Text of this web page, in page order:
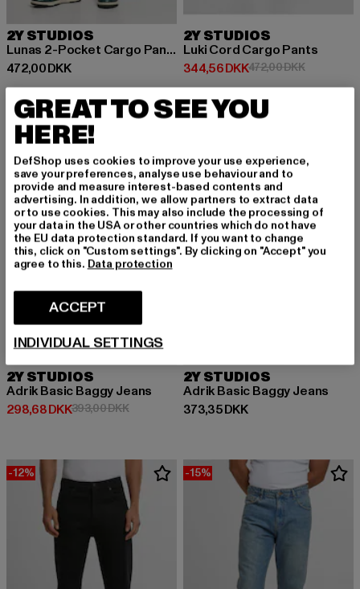
2Y STUDIOS
Lunas 2-Pocket Cargo Pants
472,00 DKK
Nuværende pris: 472,00 DKK
2Y STUDIOS
Luki Cord Cargo Pants
344,56 DKK
Nuværende pris: 344,56 DKK
472,00 DKK
NY -24%
2Y STUDIOS
Adrik Basic Baggy Jeans
298,68 DKK
Nuværende pris: 298,68 DKK
393,00 DKKKampagnepris: 393,00 DKK
2Y STUDIOS
Adrik Basic Baggy Jeans
373,35 DKK
Nuværende pris: 373,35 DKK
-12% -15%
GREAT TO SEE YOU
HERE!
DefShop uses cookies to improve your use experience,
save your preferences, analyse use behaviour and to
provide and measure interest-based contents and
advertising. In addition, we allow partners to extract data
or to use cookies. This may also include the processing of
your data in the USA or other countries which do not have
the EU data protection standard. If you want to change
this, click on "Custom settings". By clicking on "Accept" you
agree to this. Data protection
ACCEPT
INDIVIDUAL SETTINGS